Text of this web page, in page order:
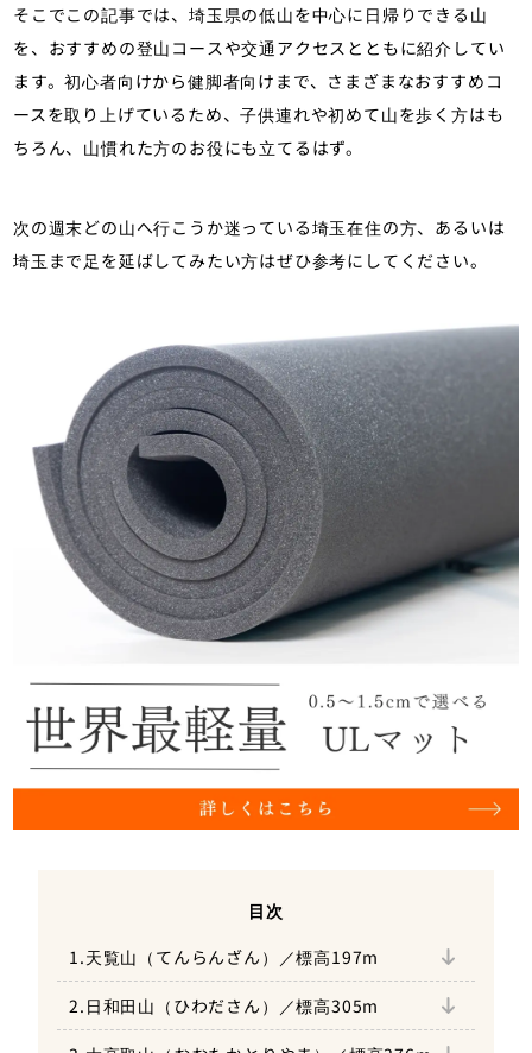
そこでこの記事では、埼玉県の低山を中心に日帰りできる山
を、おすすめの登山コースや交通アクセスとともに紹介してい
ます。初心者向けから健脚者向けまで、さまざまなおすすめコ
ースを取り上げているため、子供連れや初めて山を歩く方はも
ちろん、山慣れた方のお役にも立てるはず。
次の週末どの山へ行こうか迷っている埼玉在住の方、あるいは
埼玉まで足を延ばしてみたい方はぜひ参考にしてください。
目次
1.天覧山（てんらんざん）／標高197m
おすすめ登山コース
アクセス
2.日和田山（ひわださん）／標高305m
おすすめ登山コース